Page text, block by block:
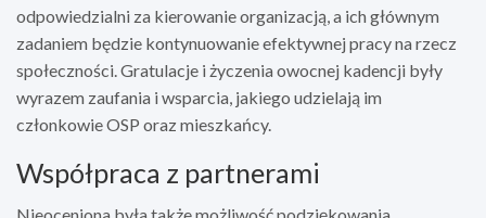
odpowiedzialni za kierowanie organizacją, a ich głównym
zadaniem będzie kontynuowanie efektywnej pracy na rzecz
społeczności. Gratulacje i życzenia owocnej kadencji były
wyrazem zaufania i wsparcia, jakiego udzielają im
członkowie OSP oraz mieszkańcy.
Współpraca z partnerami
Nieoceniona była także możliwość podziękowania